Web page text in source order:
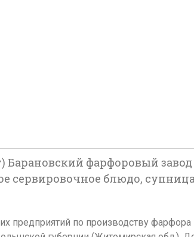
Барановский фарфоровый
сервировочное блюдо, супница,
предприятий по производству